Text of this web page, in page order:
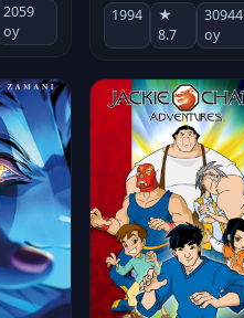
2059
oy
1994
★
8.7
30944
oy